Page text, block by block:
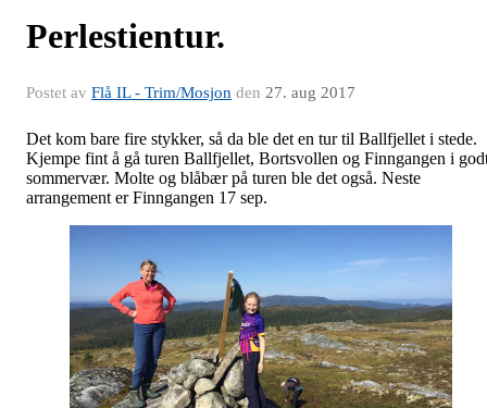
Perlestientur.
Postet av Flå IL - Trim/Mosjon den 27. aug 2017
Det kom bare fire stykker, så da ble det en tur til Ballfjellet i stede.
Kjempe fint å gå turen Ballfjellet, Bortsvollen og Finngangen i
sommervær. Molte og blåbær på turen ble det også. Neste
arrangement er Finngangen 17 sep.